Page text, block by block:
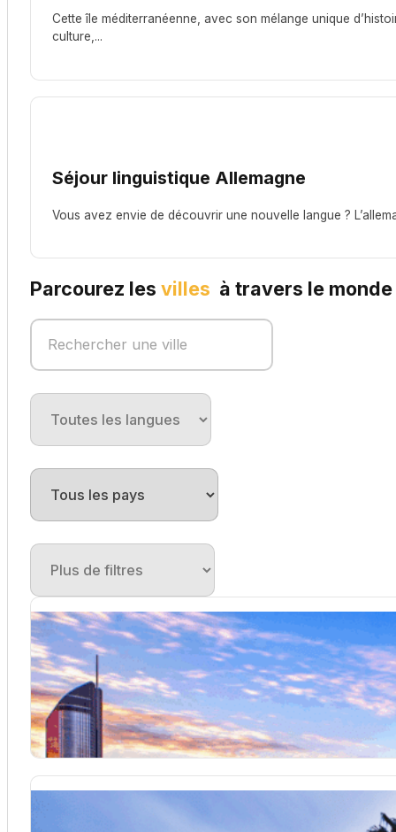
Cette île méditerranéenne, avec son mélange unique
culture,...
Séjour linguistique Allemagne
Vous avez envie de découvrir une nouvelle langue ?
Parcourez les villes à travers le monde
Séjour linguistique Brisbane
Brisbane, la vibrante capitale du Queensland, est une